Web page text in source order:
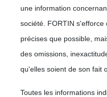
une information
société. FORTIN
précises que possible,
des omissions,
qu'elles soient de son fait
Toutes les informations